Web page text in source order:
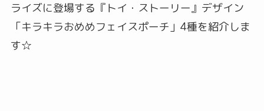
ライズに登場する『トイ・ストーリー』デザイン
「キラキラおめめフェイスポーチ」4種を紹介しま
す☆